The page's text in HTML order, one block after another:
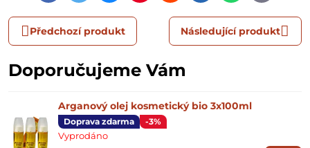
mail
Předchozí produkt Následující produkt
Doporučujeme Vám
Arganový olej kosmetický bio 3x100ml
Doprava zdarma -3%
Vyprodáno